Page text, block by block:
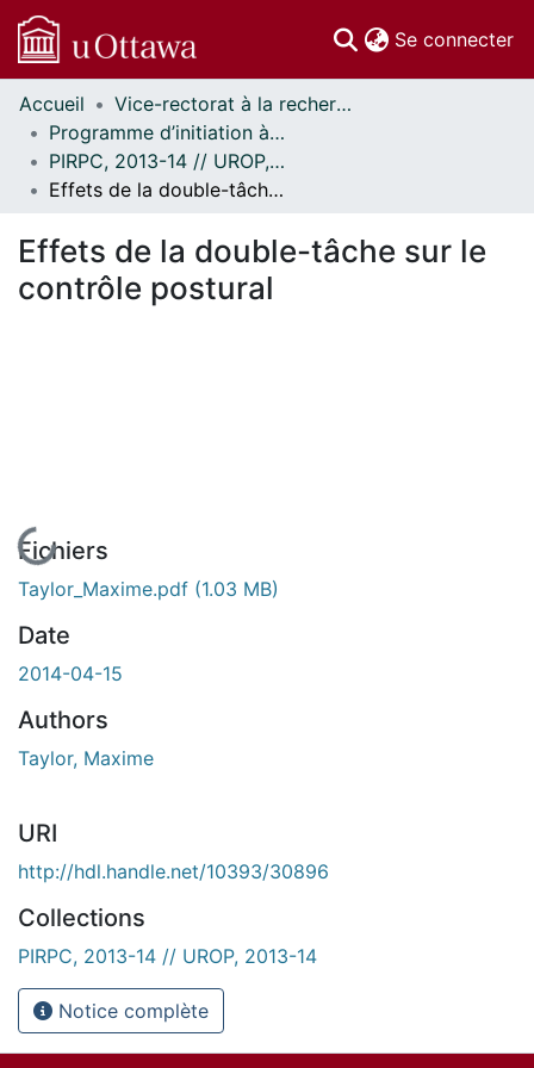
Se connecter
Communautés
et collections
Parcourir
Statistiques
À propos
Accueil
Vice-rectorat à la recherche // Office of the V-P, Research
Programme d’initiation à la recherche au premier cycle (PIRPC) // Undergraduate Research Opportunity Program (UROP)
PIRPC, 2013-14 // UROP, 2013-14
Effets de la double-tâche sur le contrôle postural
Effets de la double-tâche sur le
contrôle postural
En cours de chargement...
Fichiers
Taylor_Maxime.pdf (1.03 MB)
Date
2014-04-15
Authors
Taylor, Maxime
URI
http://hdl.handle.net/10393/30896
Collections
PIRPC, 2013-14 // UROP, 2013-14
Notice complète